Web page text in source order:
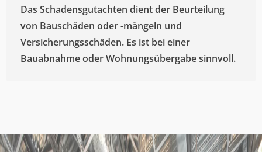
Das Schadensgutachten dient der Beurteilung
von Bauschäden oder -mängeln und
Versicherungsschäden. Es ist bei einer
Bauabnahme oder Wohnungsübergabe sinnvoll.